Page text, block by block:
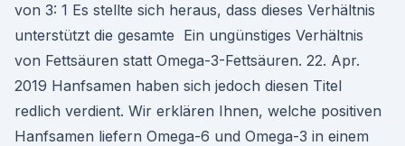
von 3: 1 Es stellte sich heraus, dass dieses Verhältnis
unterstützt die gesamte Ein ungünstiges Verhältnis
von Fettsäuren statt Omega-3-Fettsäuren. 22. Apr.
2019 Hanfsamen haben sich jedoch diesen Titel
redlich verdient. Wir erklären Ihnen, welche positiven
Hanfsamen liefern Omega-6 und Omega-3 in einem